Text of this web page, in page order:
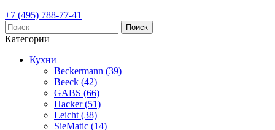
+7 (495) 788-77-41
Поиск
Категории
Кухни
Beckermann (39)
Beeck (42)
GABS (66)
Hacker (51)
Leicht (38)
SieMatic (14)